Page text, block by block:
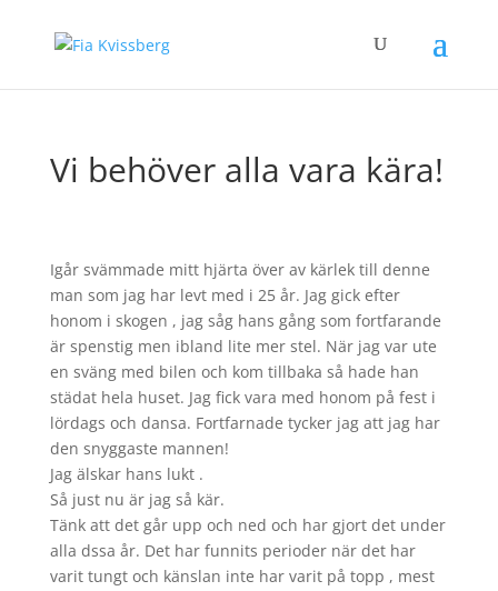
Vi behöver alla vara kära!
Igår svämmade mitt hjärta över av kärlek till denne
man som jag har levt med i 25 år. Jag gick efter
honom i skogen , jag såg hans gång som fortfarande
är spenstig men ibland lite mer stel. När jag var ute
en sväng med bilen och kom tillbaka så hade han
städat hela huset. Jag fick vara med honom på fest i
lördags och dansa. Fortfarnade tycker jag att jag har
den snyggaste mannen!
Jag älskar hans lukt .
Så just nu är jag så kär.
Tänk att det går upp och ned och har gjort det under
alla dssa år. Det har funnits perioder när det har
varit tungt och känslan inte har varit på topp , mest